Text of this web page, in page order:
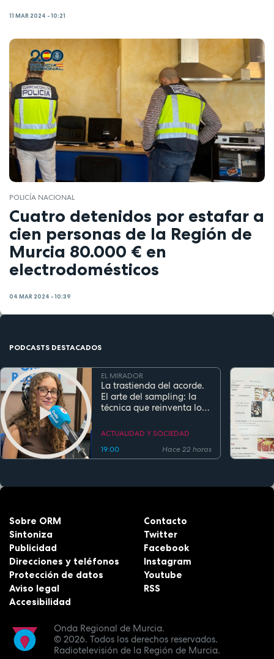
11 MAR 2024 - 10:21
POLICÍA NACIONAL
Cuatro detenidos por estafar a
cien personas de la Región de
Murcia 80.000 € en
electrodomésticos
04 MAR 2024 - 10:39
PODCASTS DESTACADOS
EL MIRADOR
La trastienda del acorde.
El arte del sampling: la
técnica que reinventa los
actual
ACTUALIDAD Y SOCIEDAD
19:00
Hace 22 horas
Onda Regional de Murcia.
© 2026. Todos los derechos reservados.
Radiotelevisión de la Región de Murcia.
Sobre ORM
Sintoniza
Publicidad
Direcciones y teléfonos
Protección de datos
Aviso legal
Accesibilidad
Contacto
Twitter
Facebook
Instagram
Youtube
RSS